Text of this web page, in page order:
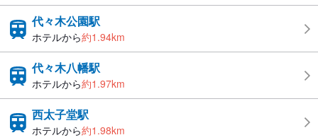
代々木公園駅
ホテルから約1.94km
代々木八幡駅
ホテルから約1.97km
西太子堂駅
ホテルから約1.98km